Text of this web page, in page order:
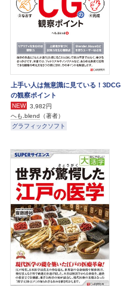
上手い人は無意識に見ている！3DCG
の観察ポイント
NEW
3,982円
へも.blend （著者）
グラフィックソフト